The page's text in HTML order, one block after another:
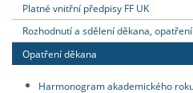
Platné vnitřní předpisy FF UK
Rozhodnutí a sdělení děkana,
Opatření děkana
Harmonogram akademického